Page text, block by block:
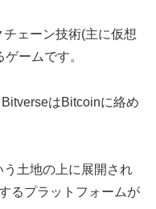
ェーン技術(主に仮想
ームです。
はBitcoinに絡め
土地の上に展開され
るプラットフォームが